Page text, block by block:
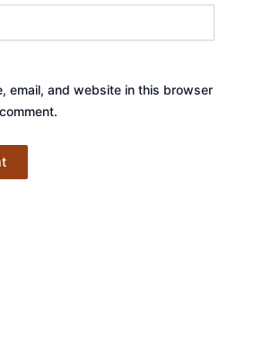
email, and website in this browser